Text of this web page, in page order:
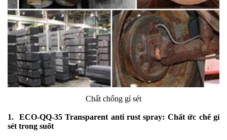
Chất chống gỉ sét
1. ECO-QQ-35 Transparent anti rust spray: Chất ức chế gỉ
sét trong suốt